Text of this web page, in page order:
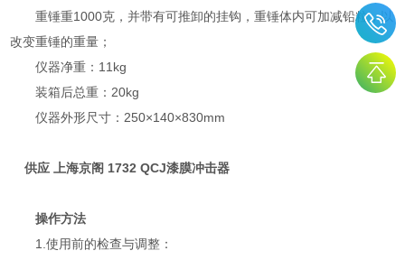
重锤重1000克，并带有可推卸的挂钩，重锤体内可加减铅粒，以
改变重锤的重量；
仪器净重：11kg
装箱后总重：20kg
仪器外形尺寸：250×140×830mm
供应 上海京阁 1732 QCJ漆膜冲击器
操作方法
1.使用前的检查与调整：